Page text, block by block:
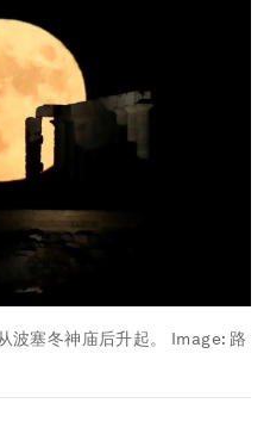
波塞冬神庙后升起。 Image: 路